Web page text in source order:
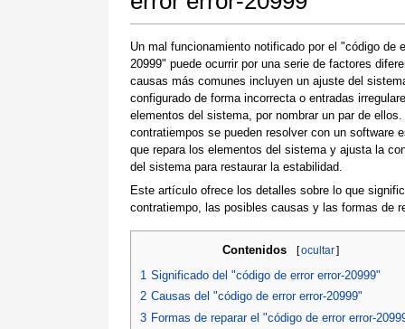
Un mal funcionamiento notificado por el "código de
20999" puede ocurrir por una serie de factores
causas más comunes incluyen un ajuste del
configurado de forma incorrecta o entradas
elementos del sistema, por nombrar un par de ellos.
contratiempos se pueden resolver con un software
que repara los elementos del sistema y ajusta la
del sistema para restaurar la estabilidad.
Este artículo ofrece los detalles sobre lo que
contratiempo, las posibles causas y las formas de
Contenidos [ocultar]
1 Significado del "código de error error-20999"
2 Causas del "código de error error-20999"
3 Formas de reparar el "código de error error-
Una vez que se complete la descarga, haga
clic en el enlace del archivo descargado